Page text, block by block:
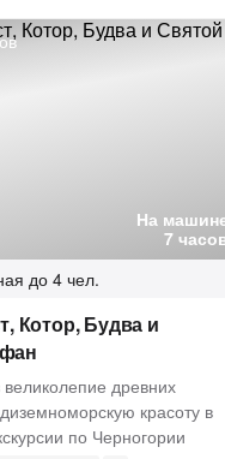
На
7
до 4 чел.
Котор, Будва и
великолепие древних
красоту в
по Черногории